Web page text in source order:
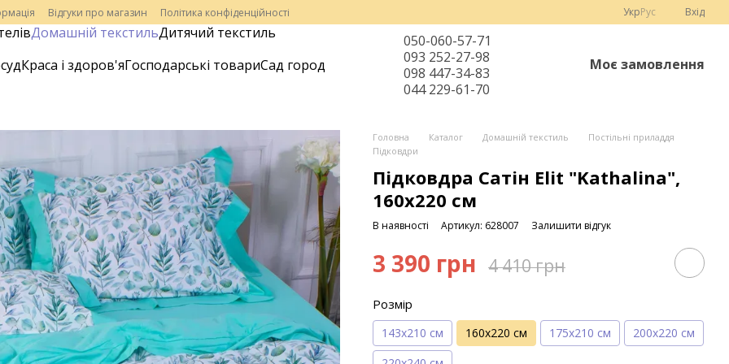
Відгуки про магазин Політика конфіденційності УкрРус Вхід
Домашній текстильДитячий текстиль
Краса і здоров'яГосподарські товариСад город
050-060-57-71
093 252-27-98
098 447-34-83
044 229-61-70
Моє замовлення
Головна Каталог Домашній текстиль
Постільні приладдя
Підковдри
Підковдра Сатін Elit "Kathalina",
160х220 см
В наявності Артикул: 628007 Залишити відгук
3 390 грн 4 410 грн
Розмір
143х210 см 160х220 см 175х210 см
200х220 см